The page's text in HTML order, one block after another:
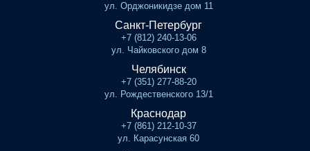
ул. Орджоникидзе дом 11
Санкт-Петербург
+7 (812) 240-13-06
ул. Чайковского дом 8
Челябинск
+7 (351) 277-88-20
ул. Рождественского 13/1
Краснодар
+7 (861) 212-10-37
ул. Карасунская 60